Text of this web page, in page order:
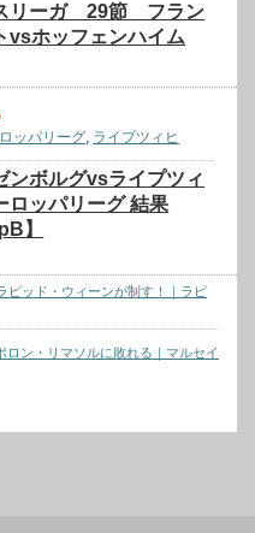
リーガ 29節 フラン
vsホッフェンハイム
ッパリーグ ライプツィヒ
ンボルグvsライプツィ
ロッパリーグ 結果
】
ピッド・ウィーンが制す！｜ラピ
ロン・リマソルに敗れる｜マルセイ